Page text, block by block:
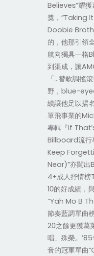
Believes”耀獲
獎，“Taking
Doobie
的，他那引領
航向獨具一格
到渠成，讓
「…替軟調搖
野，blue-
績讓他足以揚
單飛事業的
專輯『If
Billboard流行
Keep
Near)”亦闖
4+成人抒情
10的好成績
“Yah Mo B
節奏藍調單曲
20之餘更獲葛
唱」殊榮。
音的冠軍單曲